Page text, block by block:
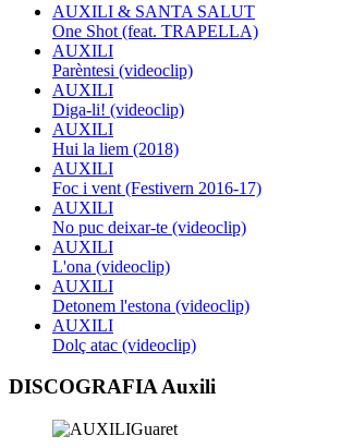
AUXILI & SANTA SALUT
One Shot (feat. TRAPELLA)
AUXILI
Parèntesi (videoclip)
AUXILI
Diga-li! (videoclip)
AUXILI
Hui la liem (2018)
AUXILI
Foc i vent (Festivern 2016-17)
AUXILI
No puc deixar-te (videoclip)
AUXILI
L'ona (videoclip)
AUXILI
Detonem l'estona (videoclip)
AUXILI
Dolç atac (videoclip)
DISCOGRAFIA Auxili